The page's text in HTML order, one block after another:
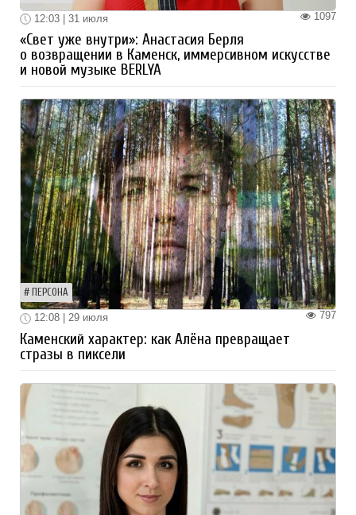
1097
12:03 | 31 июля
«Свет уже внутри»: Анастасия Берля
о возвращении в Каменск, иммерсивном искусстве
и новой музыке BERLYA
ПЕРСОНА
797
12:08 | 29 июля
Каменский характер: как Алёна превращает
стразы в пиксели